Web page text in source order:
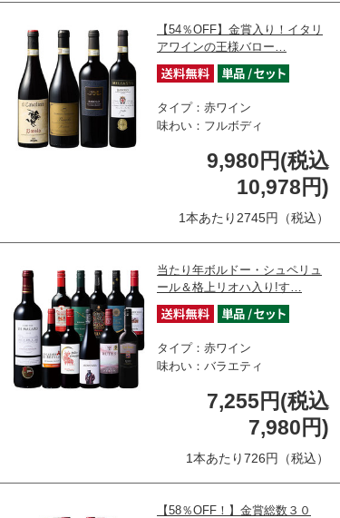
【54％OFF】金賞入り！イタリ
アワインの王様バロー…
タイプ：赤ワイン
味わい：フルボディ
9,980円(税込
10,978円)
1本あたり2745円（税込）
当たり年ボルドー・シュペリュ
ール＆格上リオハ入り!す…
タイプ：赤ワイン
味わい：バラエティ
7,255円(税込
7,980円)
1本あたり726円（税込）
【58％OFF！】金賞総数３０